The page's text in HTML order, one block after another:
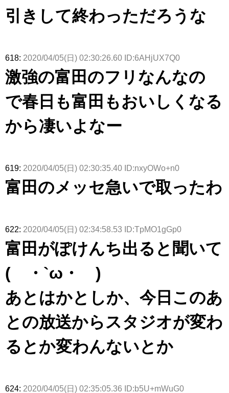
引きして終わっただろうな
618: 2020/04/05(日) 02:30:26.60 ID:6AHjUX7Q0
激強の富田のフリなんなの
で春日も富田もおいしくなる
から凄いよなー
619: 2020/04/05(日) 02:30:35.40 ID:nxyOWo+n0
富田のメッセ急いで取ったわ
622: 2020/04/05(日) 02:34:58.53 ID:TpMO1gGp0
富田がぽけんち出ると聞いて
( ・`ω・´)
あとはかとしか、今日このあ
との放送からスタジオが変わ
るとか変わんないとか
624: 2020/04/05(日) 02:35:05.36 ID:b5U+mWuG0